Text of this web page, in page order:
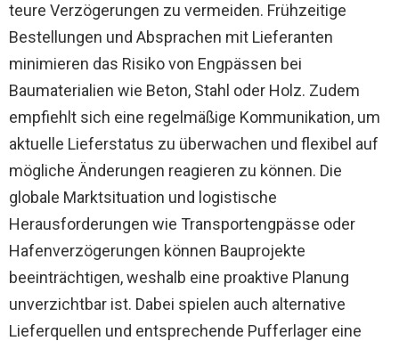
teure Verzögerungen zu vermeiden. Frühzeitige
Bestellungen und Absprachen mit Lieferanten
minimieren das Risiko von Engpässen bei
Baumaterialien wie Beton, Stahl oder Holz. Zudem
empfiehlt sich eine regelmäßige Kommunikation, um
aktuelle Lieferstatus zu überwachen und flexibel auf
mögliche Änderungen reagieren zu können. Die
globale Marktsituation und logistische
Herausforderungen wie Transportengpässe oder
Hafenverzögerungen können Bauprojekte
beeinträchtigen, weshalb eine proaktive Planung
unverzichtbar ist. Dabei spielen auch alternative
Lieferquellen und entsprechende Pufferlager eine